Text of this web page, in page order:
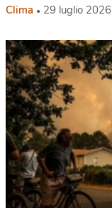
Clima 29 luglio 2026